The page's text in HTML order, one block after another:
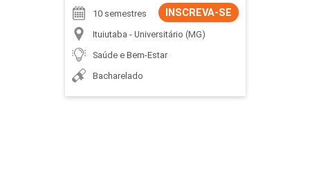
INSCREVA-SE
10 semestres
Ituiutaba - Universitário (MG)
Saúde e Bem-Estar
Bacharelado